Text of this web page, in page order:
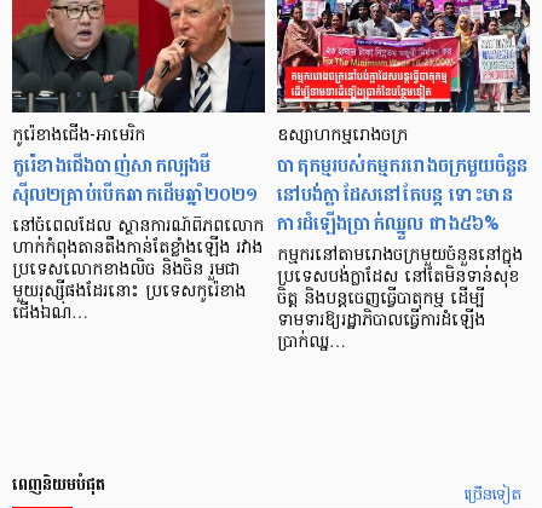
កូរ៉េខាងជើង-អាមេរិក
កូរ៉េខាងជើងបាញ់សាកល្បងមី
ស៊ីល២គ្រាប់បើកឆាកដើមឆ្នាំ២០២១
នៅចំពេលដែល ស្ថានការណ៍ពិភពលោក
ហាក់កំពុងតានតឹងកាន់តែខ្លាំងឡើង រវាង
ប្រទេសលោកខាងលិច និងចិន រួមជា
មួយរុស្ស៊ីផងដែរនោះ ប្រទេសកូរ៉េខាង
ជើងឯណ…
ឧស្សាហកម្មរោងចក្រ
បាតុកម្មរបស់កម្មកររោងចក្រមួយចំនួន
នៅបង់ក្លាដែសនៅតែបន្ដ ទោះមាន
ការដំឡើងប្រាក់ឈ្នួល ជាង៥៦%
កម្មករនៅតាមរោងចក្រមួយចំនួននៅក្នុង
ប្រទេសបង់ក្លាដែស នៅតែមិនទាន់សុខ
ចិត្ត និងបន្ដចេញធ្វើបាតុកម្ម ដើម្បី
ទាមទារឱ្យរដ្ឋាភិបាលធ្វើការដំឡើង
ប្រាក់ឈ្ន…
ច្រើនទៀត
ពេញនិយមបំផុត